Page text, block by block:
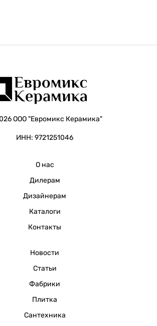
ООО "Евромикс Керамика"
ИНН: 9721251046
О нас
Дилерам
Дизайнерам
Каталоги
Контакты
Новости
Статьи
Фабрики
Плитка
Сантехника